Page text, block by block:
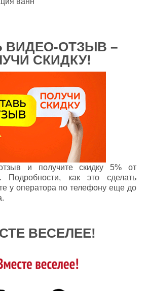
ВИДЕО-ОТЗЫВ –
СКИДКУ!
и получите скидку 5% от
Подробности, как это сделать
у оператора по телефону еще до
ВЕСЕЛЕЕ!